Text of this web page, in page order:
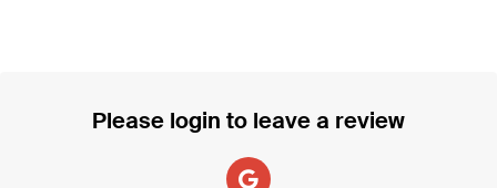
Please login to leave a review